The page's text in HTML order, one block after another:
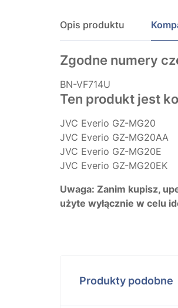
Opis produktu
Zgodne numery
BN-VF714U
Ten produkt jest
JVC Everio GZ-MG20
JVC Everio GZ-MG20AA
JVC Everio GZ-MG20E
JVC Everio GZ-MG20EK
Uwaga: Zanim kupisz,
użyte wyłącznie w celu
Produkty podobne